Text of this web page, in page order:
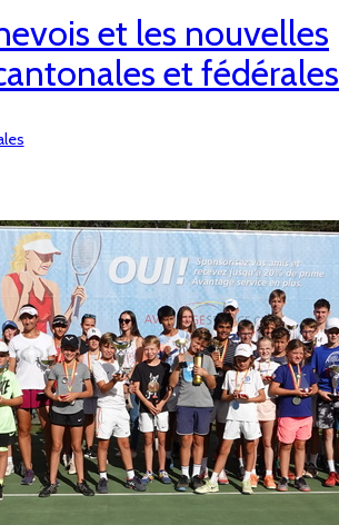
et les nouvelles
et fédérales